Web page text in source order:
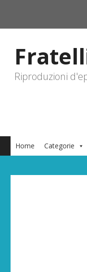
contenuto
Riproduzioni
Home Categorie